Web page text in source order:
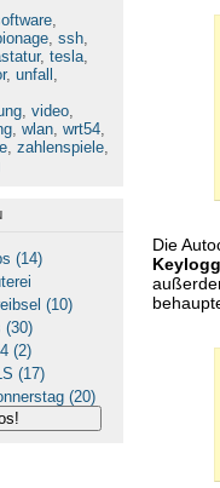
,
, ssh,
, tesla,
, unfall ,
, video,
, wlan, wrt54,
, zahlenspiele,
(14)
(10)
(30)
(2)
(17)
(20)
Die